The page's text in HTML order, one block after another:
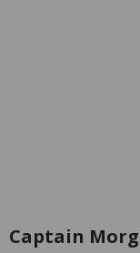
Captain